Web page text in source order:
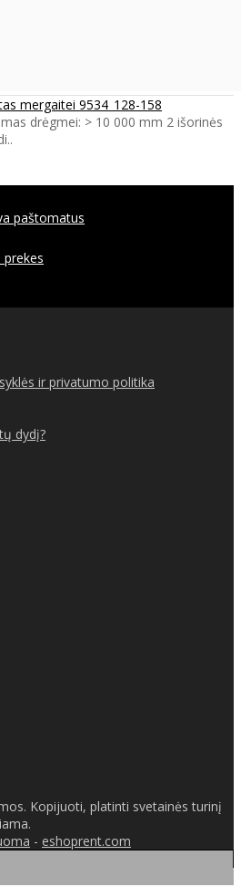
mergaitei 9534_128-158
drėgmei: > 10 000 mm 2 išorinės
paštomatus
ir privatumo politika
dydį?
Kopijuoti, platinti svetainės turinį
- eshoprent.com